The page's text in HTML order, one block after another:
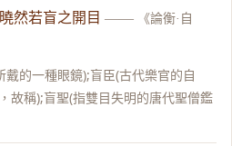
然若盲之開目 ——
《論衡·自
戴的一種眼鏡);盲臣(古代樂官的自
故稱);盲聖(指雙目失明的唐代聖僧鑑